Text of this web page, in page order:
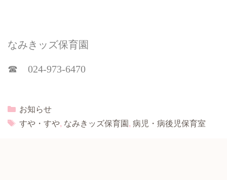
なみきッズ保育園
☎ 024-973-6470
Categories
お知らせ
Tags
すや・すや, なみきッズ保育園 , 病児・病後児保育室